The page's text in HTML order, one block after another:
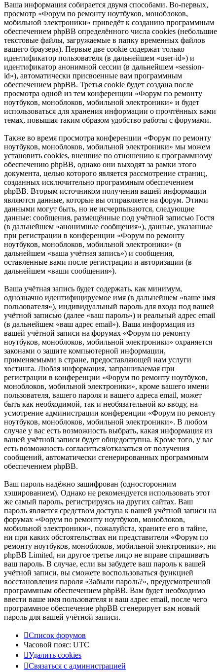
Ваша информация собирается двумя способами. Во-первых,
просмотр «Форум по ремонту ноутбуков, моноблоков,
мобильной электроники» приведёт к созданию программным
обеспечением phpBB определённого числа cookies (небольшие
текстовые файлы, загружаемые в папку временных файлов
вашего браузера). Первые две cookie содержат только
идентификатор пользователя (в дальнейшем «user-id») и
идентификатор анонимной сессии (в дальнейшем «session-
id»), автоматически присвоенные вам программным
обеспечением phpBB. Третья cookie будет создана после
просмотра одной из тем конференции «Форум по ремонту
ноутбуков, моноблоков, мобильной электроники» и будет
использоваться для хранения информации о прочтённых вами
темах, повышая таким образом удобство работы с форумами.
Также во время просмотра конференции «Форум по ремонту
ноутбуков, моноблоков, мобильной электроники» мы можем
установить cookies, внешние по отношению к программному
обеспечению phpBB, однако они выходят за рамки этого
документа, целью которого является рассмотрение страниц,
созданных исключительно программным обеспечением
phpBB. Вторым источником получения вашей информации
являются данные, которые вы отправляете на форум. Этими
данными могут быть, но не исчерпываются, следующие
данные: сообщения, размещённые под учётной записью Гостя
(в дальнейшем «анонимные сообщения»), данные, указанные
при регистрации в конференции «Форум по ремонту
ноутбуков, моноблоков, мобильной электроники» (в
дальнейшем «ваша учётная запись») и сообщения,
оставленные вами после регистрации и авторизации (в
дальнейшем «ваши сообщения»).
Ваша учётная запись будет содержать, как минимум,
однозначно идентифицируемое имя (в дальнейшем «ваше имя
пользователя»), индивидуальный пароль для входа под вашей
учётной записью (далее «ваш пароль») и реальный адрес email
(в дальнейшем «ваш адрес email»). Ваша информация из
вашей учётной записи на форумах «Форум по ремонту
ноутбуков, моноблоков, мобильной электроники» охраняется
законами о защите компьютерной информации,
применяемыми в стране, предоставляющей нам услуги
хостинга. Любая информация, запрашиваемая при
регистрации в конференции «Форум по ремонту ноутбуков,
моноблоков, мобильной электроники», кроме вашего имени
пользователя, вашего пароля и вашего адреса email, может
быть как необходимой, так и необязательной ко вводу, на
усмотрение администрации конференции «Форум по ремонту
ноутбуков, моноблоков, мобильной электроники». В любом
случае у вас есть возможность выбрать, какая информация из
вашей учётной записи будет общедоступна. Кроме того, у вас
есть возможность согласиться/отказаться от получения
сообщений, автоматически сгенерированных программным
обеспечением phpBB.
Ваш пароль надёжно зашифрован (односторонним
хэшированием). Однако не рекомендуется использовать этот
же самый пароль, регистрируясь на других сайтах. Ваш
пароль является средством доступа к вашей учётной записи на
форумах «Форум по ремонту ноутбуков, моноблоков,
мобильной электроники», пожалуйста, храните его в тайне,
ни при каких обстоятельствах ни представители «Форум по
ремонту ноутбуков, моноблоков, мобильной электроники», ни
phpBB Limited, ни другое третье лицо не вправе спрашивать
ваш пароль. В случае, если вы забудете ваш пароль к вашей
учётной записи, вы сможете воспользоваться функцией
восстановления пароля «Забыли пароль?», предусмотренной
программным обеспечением phpBB. Вам будет необходимо
ввести ваше имя пользователя и ваш адрес email, после чего
программное обеспечение phpBB сгенерирует вам новый
пароль для вашей учётной записи.
Список форумов
Часовой пояс: UTC
Удалить cookies
Связаться
Связаться с администрацией